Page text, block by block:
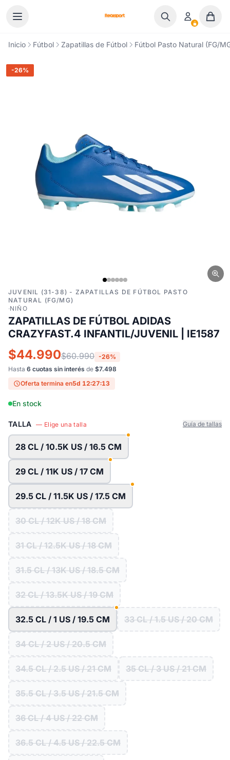
Inicio Fútbol Zapatillas de Fútbol Fútbol Pasto Natural (FG/
-26%
JUVENIL (31-38) - ZAPATILLAS DE FÚTBOL PASTO
NATURAL (FG/MG)
·NIÑO
ZAPATILLAS DE FÚTBOL ADIDAS
CRAZYFAST.4 INFANTIL/JUVENIL | IE1587
$44.990$60.990 -26%
Hasta 6 cuotas sin interés de $7.498
Oferta termina en5d 12:27:13
En stock
TALLA — Elige una talla Guía de tallas
28 CL / 10.5K US / 16.5 CM
29 CL / 11K US / 17 CM
29.5 CL / 11.5K US / 17.5 CM
30 CL / 12K US / 18 CM
31 CL / 12.5K US / 18 CM
31.5 CL / 13K US / 18.5 CM
32 CL / 13.5K US / 19 CM
32.5 CL / 1 US / 19.5 CM 33 CL / 1.5 US / 20 CM
34 CL / 2 US / 20.5 CM
34.5 CL / 2.5 US / 21 CM 35 CL / 3 US / 21 CM
35.5 CL / 3.5 US / 21.5 CM
36 CL / 4 US / 22 CM
36.5 CL / 4.5 US / 22.5 CM